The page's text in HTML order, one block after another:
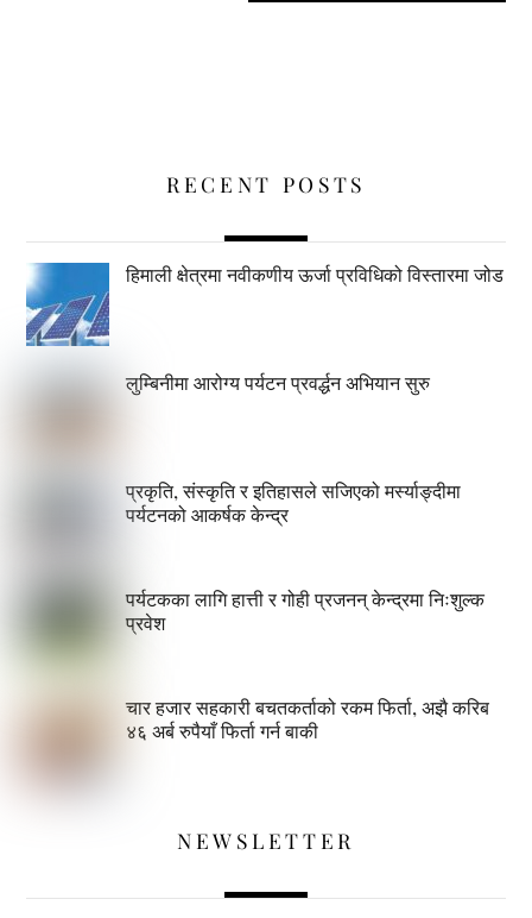
RECENT POSTS
हिमाली क्षेत्रमा नवीकणीय ऊर्जा प्रविधिको विस्तारमा जोड
लुम्बिनीमा आरोग्य पर्यटन प्रवर्द्धन अभियान सुरु
प्रकृति, संस्कृति र इतिहासले सजिएको मर्स्याङ्दीमा
पर्यटनको आकर्षक केन्द्र
पर्यटकका लागि हात्ती र गोही प्रजनन् केन्द्रमा निःशुल्क
प्रवेश
चार हजार सहकारी बचतकर्ताको रकम फिर्ता, अझै करिब
४६ अर्ब रुपैयाँ फिर्ता गर्न बाकी
NEWSLETTER